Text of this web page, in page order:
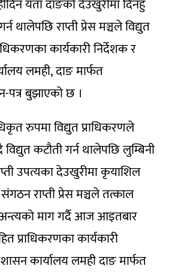
यता दाङको देउखुरीमा दिनहु
थालेपछि राप्ती प्रेस मञ्चले विद्युत
कार्यकारी निर्देशक र
लमही, दाङ मार्फत
पत्र बुझाएको छ ।
रुपमा विद्युत प्राधिकरणले
विद्युत कटौती गर्न थालेपछि लुम्बिनी
उपत्यका देउखुरीमा कृयाशिल
राप्ती प्रेस मञ्चले तत्काल
माग गर्दै आज आइतबार
प्राधिकरणका कार्यकारी
कार्यालय लमही दाङ मार्फत